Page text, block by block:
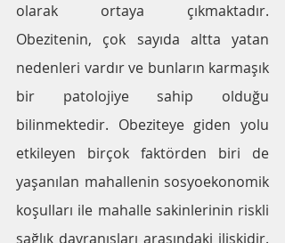
olarak ortaya çıkmaktadır.
Obezitenin, çok sayıda altta yatan
nedenleri vardır ve bunların karmaşık
bir patolojiye sahip olduğu
bilinmektedir. Obeziteye giden yolu
etkileyen birçok faktörden biri de
yaşanılan mahallenin sosyoekonomik
koşulları ile mahalle sakinlerinin riskli
sağlık davranışları arasındaki ilişkidir.